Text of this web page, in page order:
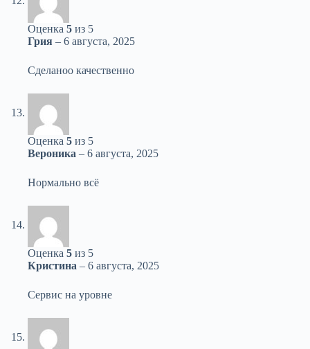
Оценка 5 из 5
Грия – 6 августа, 2025
Сделаноо качественно
Оценка 5 из 5
Вероника – 6 августа, 2025
Нормально всё
Оценка 5 из 5
Кристина – 6 августа, 2025
Сервис на уровне